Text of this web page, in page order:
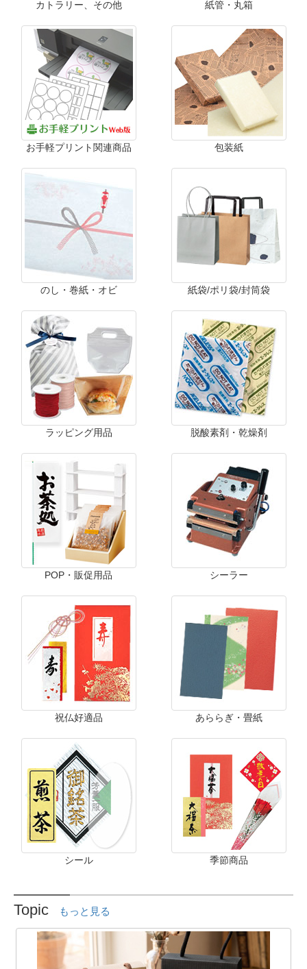
カトラリー、その他 紙管・丸箱
お手軽プリント関連商品 包装紙
のし・巻紙・オビ 紙袋/ポリ袋/封筒袋
ラッピング用品 脱酸素剤・乾燥剤
POP・販促用品 シーラー
祝仏好適品 あららぎ・畳紙
シール 季節商品
Topic もっと見る